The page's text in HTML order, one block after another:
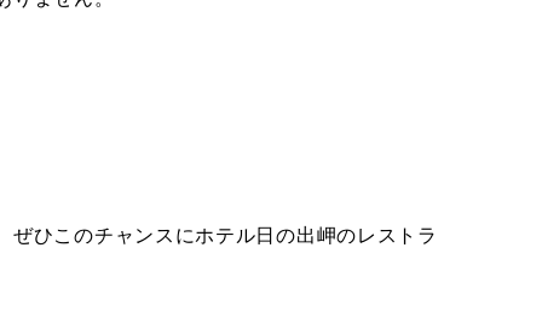
ひこのチャンスにホテル日の出岬のレストラ